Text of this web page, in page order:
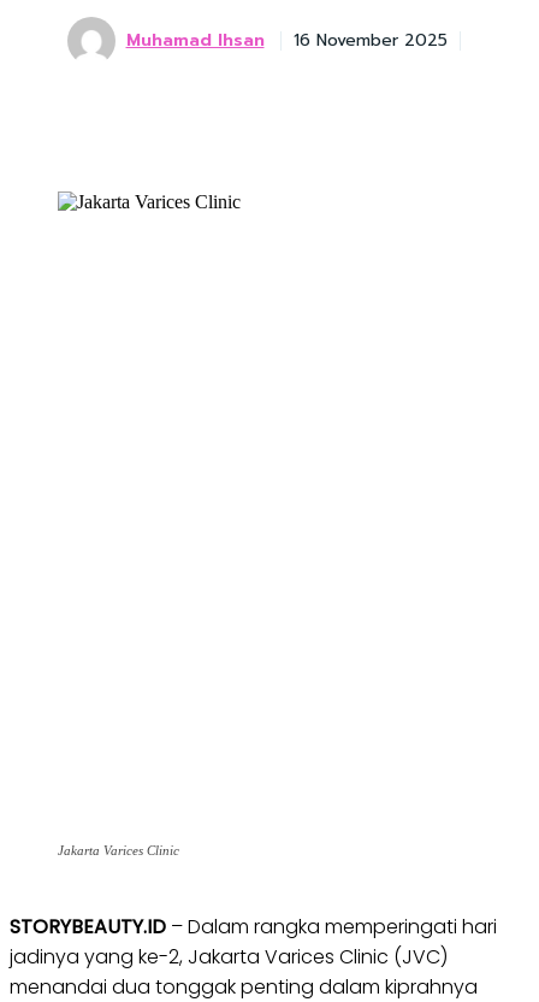
Muhamad Ihsan 16 November 2025
Jakarta Varices Clinic
STORYBEAUTY.ID – Dalam rangka memperingati hari
jadinya yang ke-2, Jakarta Varices Clinic (JVC)
menandai dua tonggak penting dalam kiprahnya